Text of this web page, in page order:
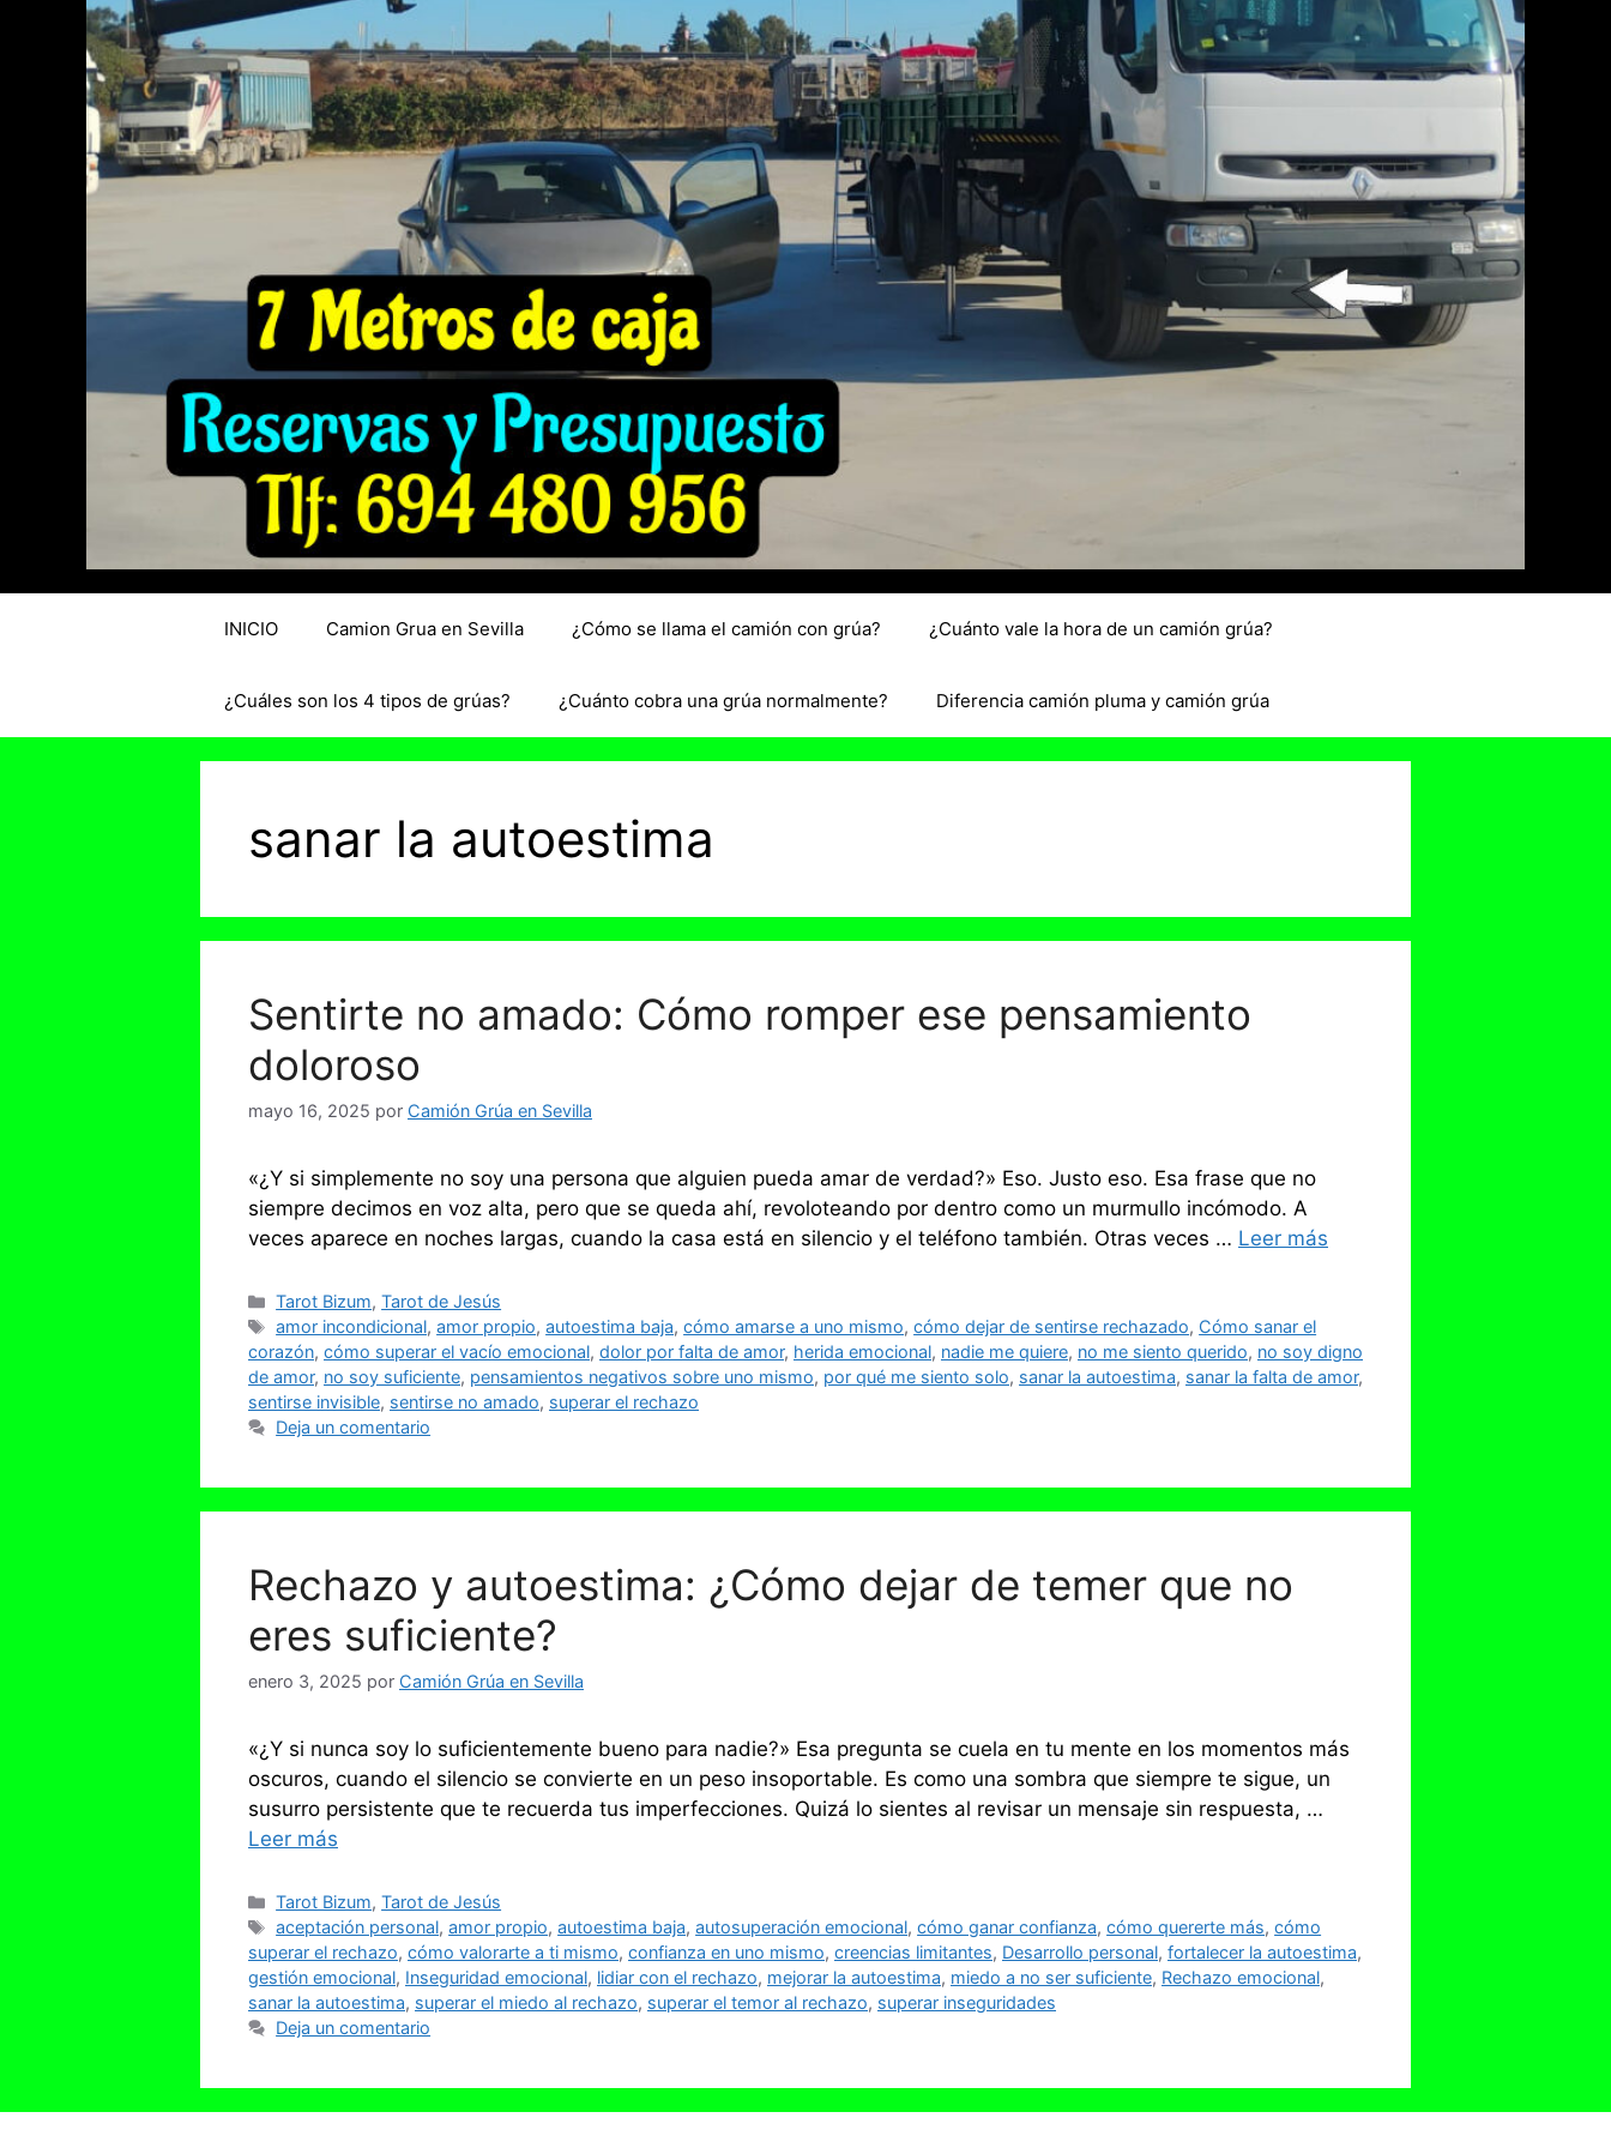
INICIO Camion Grua en Sevilla ¿Cómo se llama el camión con grúa? ¿Cuánto vale la hora de un camión grúa?
¿Cuáles son los 4 tipos de grúas? ¿Cuánto cobra una grúa normalmente? Diferencia camión pluma y camión grúa
sanar la autoestima
Sentirte no amado: Cómo romper ese pensamiento
doloroso
mayo 16, 2025 por Camión Grúa en Sevilla
«¿Y si simplemente no soy una persona que alguien pueda amar de verdad?» Eso. Justo eso. Esa frase que no
siempre decimos en voz alta, pero que se queda ahí, revoloteando por dentro como un murmullo incómodo. A
veces aparece en noches largas, cuando la casa está en silencio y el teléfono también. Otras veces … Leer más
Categorías
Tarot Bizum,Tarot de Jesús
Etiquetas
amor incondicional,amor propio,autoestima baja,cómo amarse a uno mismo,cómo dejar de sentirse rechazado, Cómo sanar el
corazón, cómo superar el vacío emocional, dolor por falta de amor, herida emocional, nadie me quiere, no me siento querido, no soy digno
de amor, no soy suficiente, pensamientos negativos sobre uno mismo, por qué me siento solo, sanar la autoestima, sanar la falta de amor,
sentirse invisible, sentirse no amado, superar el rechazo
Deja un comentario
Rechazo y autoestima: ¿Cómo dejar de temer que no
eres suficiente?
enero 3, 2025 por Camión Grúa en Sevilla
«¿Y si nunca soy lo suficientemente bueno para nadie?» Esa pregunta se cuela en tu mente en los momentos más
oscuros, cuando el silencio se convierte en un peso insoportable. Es como una sombra que siempre te sigue, un
susurro persistente que te recuerda tus imperfecciones. Quizá lo sientes al revisar un mensaje sin respuesta, …
Leer más
Categorías
Tarot Bizum,Tarot de Jesús
Etiquetas
aceptación personal,amor propio,autoestima baja,autosuperación emocional,cómo ganar confianza,cómo quererte más,cómo
superar el rechazo, cómo valorarte a ti mismo, confianza en uno mismo, creencias limitantes, Desarrollo personal, fortalecer la autoestima,
gestión emocional, Inseguridad emocional, lidiar con el rechazo, mejorar la autoestima, miedo a no ser suficiente, Rechazo emocional,
sanar la autoestima, superar el miedo al rechazo, superar el temor al rechazo, superar inseguridades
Deja un comentario